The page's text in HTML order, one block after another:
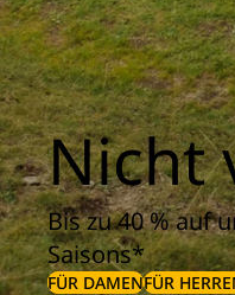
Nicht
Bis zu 40 % auf
Saisons*
FÜR DAMENFÜR